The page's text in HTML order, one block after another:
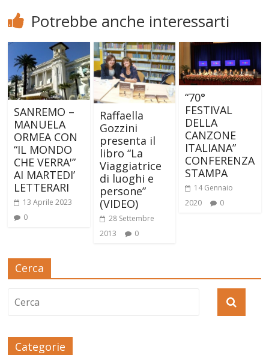
Potrebbe anche interessarti
SANREMO –
MANUELA
ORMEA CON
“IL MONDO
CHE VERRA'”
AI MARTEDI’
LETTERARI
13 Aprile 2023
0
Raffaella
Gozzini
presenta il
libro “La
Viaggiatrice
di luoghi e
persone”
(VIDEO)
28 Settembre
2013
0
“70°
FESTIVAL
DELLA
CANZONE
ITALIANA”
CONFERENZA
STAMPA
14 Gennaio
2020
0
Cerca
Categorie